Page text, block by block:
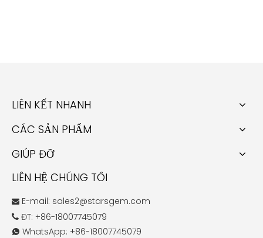
LIÊN KẾT NHANH
CÁC SẢN PHẨM
GIÚP ĐỠ
LIÊN HỆ CHÚNG TÔI
 E-mail: sales2@starsgem.com
 ĐT: +86-18007745079
 WhatsApp: +86-18007745079